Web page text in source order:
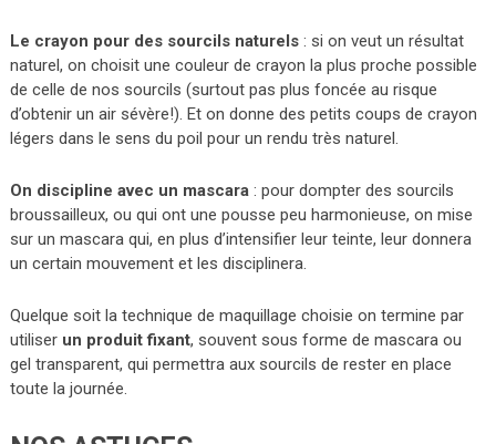
Le crayon pour des sourcils naturels: si on veut un résultat
naturel, on choisit une couleur de crayon la plus proche possible
de celle de nos sourcils (surtout pas plus foncée au risque
d’obtenir un air sévère!). Et on donne des petits coups de crayon
légers dans le sens du poil pour un rendu très naturel.
On discipline avec un mascara: pour dompter des sourcils
broussailleux, ou qui ont une pousse peu harmonieuse, on mise
sur un mascara qui, en plus d’intensifier leur teinte, leur donnera
un certain mouvement et les disciplinera.
Quelque soit la technique de maquillage choisie on termine par
utiliser un produit fixant, souvent sous forme de mascara ou
gel transparent, qui permettra aux sourcils de rester en place
toute la journée.